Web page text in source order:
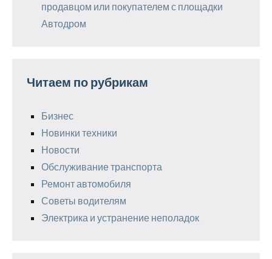
продавцом или покупателем с площадки
Автодром
Читаем по рубрикам
Бизнес
Новинки техники
Новости
Обслуживание транспорта
Ремонт автомобиля
Советы водителям
Электрика и устранение неполадок